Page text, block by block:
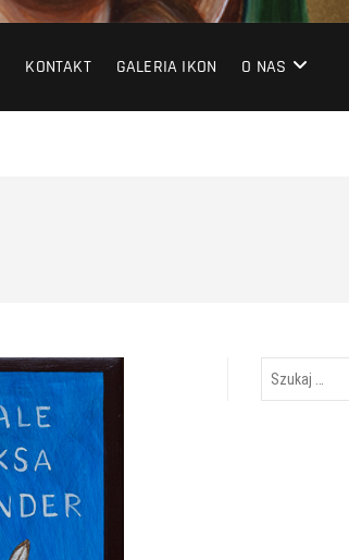
KONTAKT GALERIA IKON O NAS